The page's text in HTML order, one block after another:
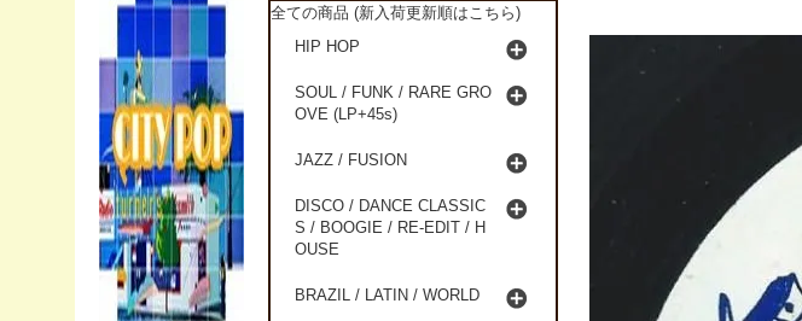
全ての商品 (新入荷更新順はこちら)
HIP HOP
SOUL / FUNK / RARE GRO
OVE (LP+45s)
JAZZ / FUSION
DISCO / DANCE CLASSIC
S / BOOGIE / RE-EDIT / H
OUSE
BRAZIL / LATIN / WORLD